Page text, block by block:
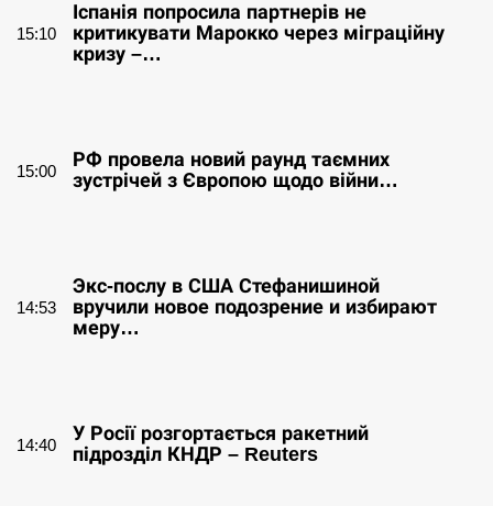
15:10
Іспанія попросила партнерів не
критикувати Марокко через міграційну
кризу –…
15:00
РФ провела новий раунд таємних
зустрічей з Європою щодо війни…
14:53
Экс-послу в США Стефанишиной
вручили новое подозрение и избирают
меру…
14:40
У Росії розгортається ракетний
підрозділ КНДР – Reuters